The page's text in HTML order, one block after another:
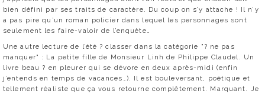
bien défini par ses traits de caractère. Du coup on s’y attache ! Il n’y
a pas pire qu’un roman policier dans lequel les personnages sont
seulement les faire-valoir de l’enquète…
Une autre lecture de l’été ? classer dans la catégorie "? ne pas
manquer" : La petite fille de Monsieur Linh de Philippe Claudel. Un
livre beau ? en pleurer qui se dévore en deux après-midi (enfin
j’entends en temps de vacances…). Il est bouleversant, poêtique et
tellement réaliste que ça vous retourne complêtement. Marquant. Je